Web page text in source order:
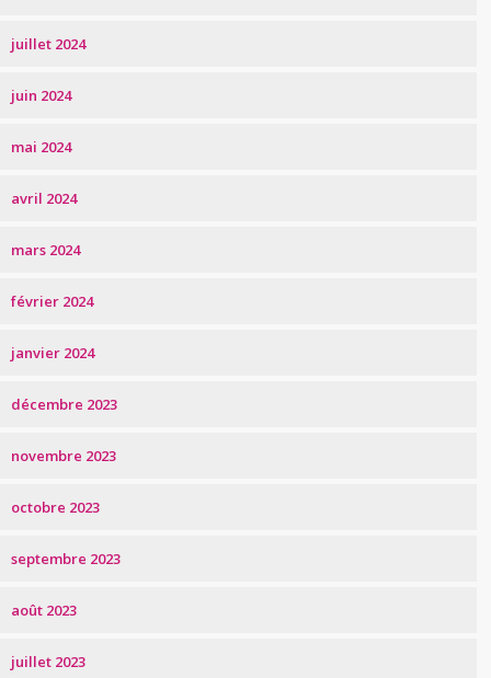
juillet 2024
juin 2024
mai 2024
avril 2024
mars 2024
février 2024
janvier 2024
décembre 2023
novembre 2023
octobre 2023
septembre 2023
août 2023
juillet 2023